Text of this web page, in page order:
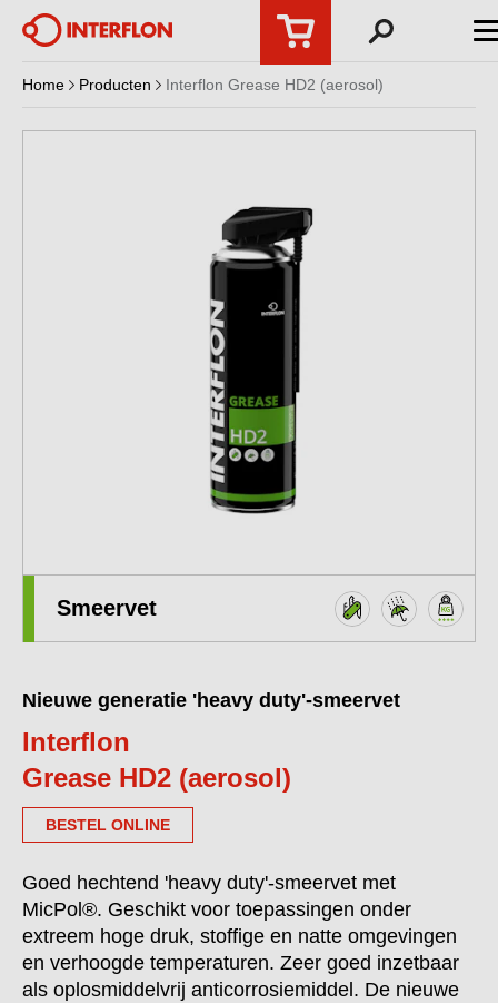
Home Producten Interflon Grease HD2 (aerosol)
Smeervet
Nieuwe generatie 'heavy duty'-smeervet
Interflon
Grease HD2 (aerosol)
BESTEL ONLINE
Goed hechtend 'heavy duty'-smeervet met
MicPol®. Geschikt voor toepassingen onder
extreem hoge druk, stoffige en natte omgevingen
en verhoogde temperaturen. Zeer goed inzetbaar
als oplosmiddelvrij anticorrosiemiddel. De nieuwe